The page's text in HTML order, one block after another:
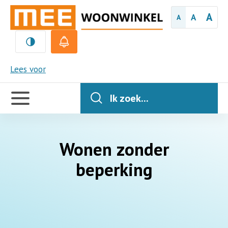
A A A
Lees voor
MEE
Handige
links
Ik zoek...
Wonen zonder
beperking